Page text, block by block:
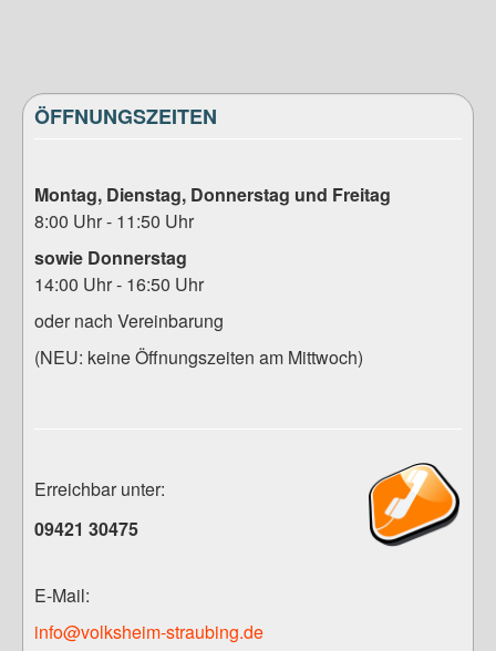
ÖFFNUNGSZEITEN
Montag, Dienstag, Donnerstag und Freitag
8:00 Uhr - 11:50 Uhr
sowie Donnerstag
14:00 Uhr - 16:50 Uhr
oder nach Vereinbarung
(NEU: keine Öffnungszeiten am Mittwoch)
Erreichbar unter:
09421 30475
E-Mail:
info@volksheim-straubing.de